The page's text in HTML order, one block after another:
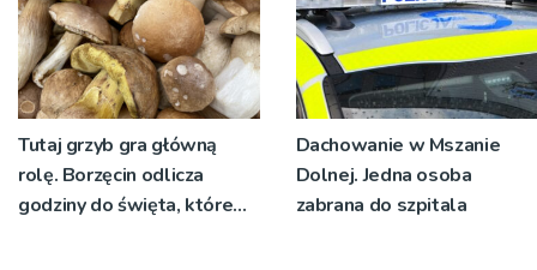
Tutaj grzyb gra główną
rolę. Borzęcin odlicza
godziny do święta, które
Dachowanie w Mszanie
Dolnej. Jedna osoba
zabrana do szpitala